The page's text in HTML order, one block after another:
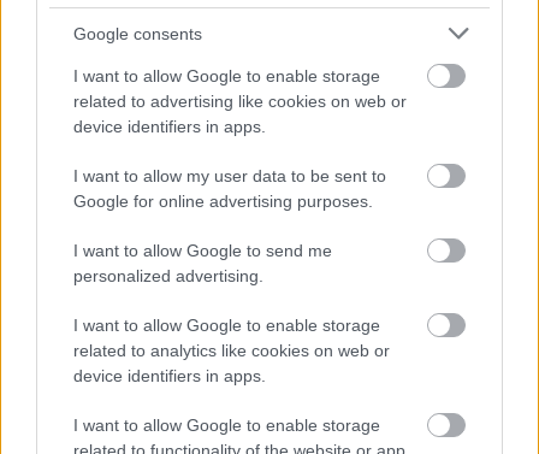
Google consents
I want to allow Google to enable storage
related to advertising like cookies on web or
device identifiers in apps.
I want to allow my user data to be sent to
Google for online advertising purposes.
I want to allow Google to send me
personalized advertising.
I want to allow Google to enable storage
related to analytics like cookies on web or
device identifiers in apps.
I want to allow Google to enable storage
lomposfarkas
15 éve
Én már csak arra vagyok kíváncsi, mókás kedvű
posztoló barátom, hogy sokáig tartott-e az internet
bugyraiból előbányászni azt a két szót, melyek
használata esetén az úri olvasóközönség garantáltan
le fog hülyézni? Mert ezek ilyenek... :))
ember a holdon?
két dolgot nem értek:
1. ha nem volt jó elsőre, miért ment vissza? azért a
2. Debrecennek és a szalonnának mi köze